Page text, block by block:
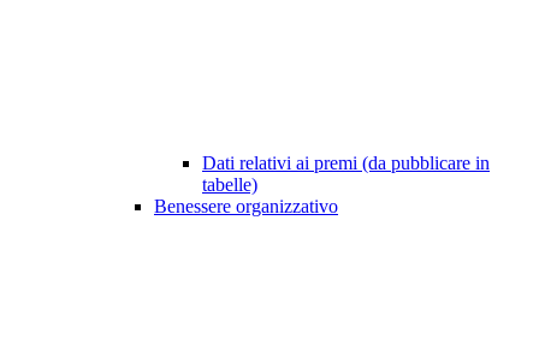
Dati relativi ai premi (da pubblicare in
tabelle)
Benessere organizzativo